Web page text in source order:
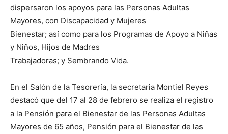
dispersaron los apoyos para las Personas Adultas
Mayores, con Discapacidad y Mujeres
Bienestar; así como para los Programas de Apoyo a Niñas
y Niños, Hijos de Madres
Trabajadoras; y Sembrando Vida.
En el Salón de la Tesorería, la secretaria Montiel Reyes
destacó que del 17 al 28 de febrero se realiza el registro
a la Pensión para el Bienestar de las Personas Adultas
Mayores de 65 años, Pensión para el Bienestar de las